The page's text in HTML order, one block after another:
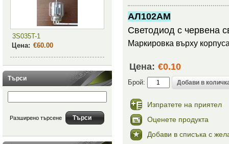
3S035T-1
Цена: €60.00
Търси
Разширено търсене
АЛ102АМ
Светодиод с червена
Маркировка върху
Цена: €0.10
Брой:
Изпратете на приятел
Оценете продукта
Добави в списъка с